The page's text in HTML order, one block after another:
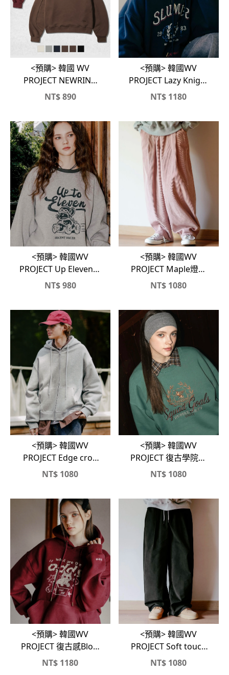
<預購> 韓國 WV
PROJECT NEWRING
短版寬鬆大學T
NT$890
<預購> 韓國WV
PROJECT Lazy Knight
高磅刷毛帽T
NT$ 1180
<預購> 韓國WV
PROJECT Up Eleven刷
毛大學T
NT$980
<預購> 韓國WV
PROJECT Maple燈芯
絨氣球寬褲
NT$ 1080
<預購> 韓國WV
PROJECT Edge crop
雙向拉鏈刷毛連帽外套
NT$ 1080
<預購> 韓國WV
PROJECT 復古學院風
刺繡Squad Goals刷毛
NT$ 1080
<預購> 韓國WV
PROJECT 復古感Blow
Hard貓咪刷毛帽T
NT$ 1180
<預購> 韓國WV
PROJECT Soft touch
復古感綁帶寬褲
NT$ 1080